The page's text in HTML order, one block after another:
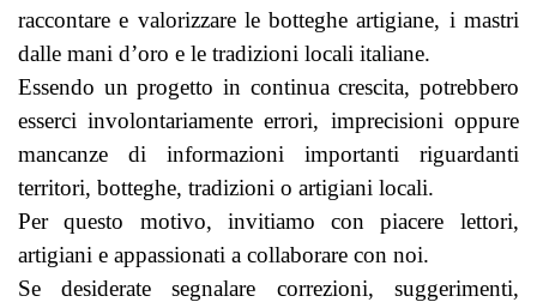
raccontare e valorizzare le botteghe artigiane, i mastri
dalle mani d’oro e le tradizioni locali italiane.
Essendo un progetto in continua crescita, potrebbero
esserci involontariamente errori, imprecisioni oppure
mancanze di informazioni importanti riguardanti
territori, botteghe, tradizioni o artigiani locali.
Per questo motivo, invitiamo con piacere lettori,
artigiani e appassionati a collaborare con noi.
Se desiderate segnalare correzioni, suggerimenti,